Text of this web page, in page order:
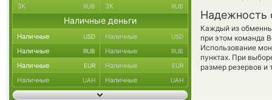
Надежность
Каждый из
при этом команда
Использование
пунктах. При
размер резервов и
ЗК RUB ЗК RUB
Наличные деньги
Наличные USD Наличные USD
Наличные RUB Наличные RUB
Наличные EUR Наличные EUR
Наличные UAH Наличные UAH